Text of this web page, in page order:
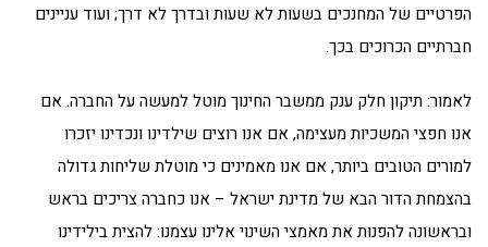
הפרטיים של המחנכים בשעות לא שעות ובדרך לא דרך; ועוד עניינים
חברתיים הכרוכים בכך.
לאמור: תיקון חלק ענק ממשבר החינוך מוטל למעשה על החברה. אם
אנו חפצי המשכיות מעצימה, אם אנו רוצים שילדינו ונכדינו יזכרו
למורים הטובים ביותר, אם אנו מאמינים כי מוטלת שליחות גדולה
בהצמחת הדור הבא של מדינת ישראל – אנו כחברה צריכים בראש
ובראשונה להפנות את מאמצי השינוי אלינו עצמנו: להצית בילידינו